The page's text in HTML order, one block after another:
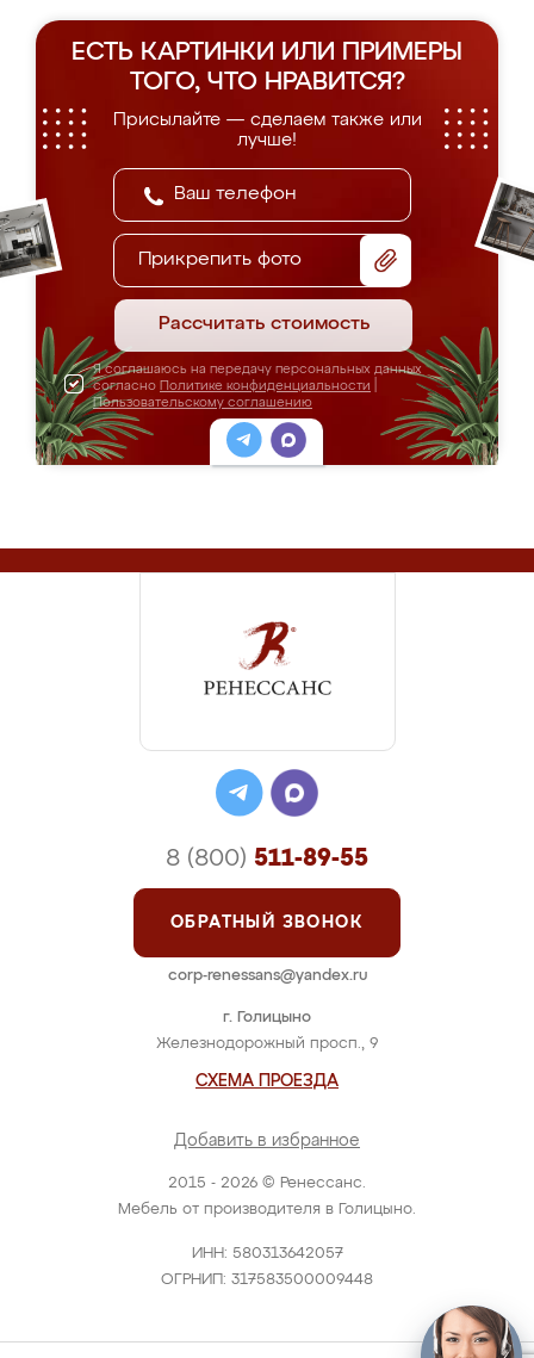
ЕСТЬ КАРТИНКИ ИЛИ ПРИМЕРЫ
ТОГО, ЧТО НРАВИТСЯ?
Присылайте — сделаем также или
лучше!
Прикрепить фото
Рассчитать стоимость
Я соглашаюсь на передачу персональных данных
согласно Политике конфиденциальности
Пользовательскому соглашению
2015 - 2026 © Ренессанс.
Мебель от производителя в Голицыно.
ИНН: 580313642057
ОГРНИП: 317583500009448
г. Голицыно
Железнодорожный просп., 9
СХЕМА ПРОЕЗДА
Добавить в избранное
8 (800) 511-89-55
ОБРАТНЫЙ ЗВОНОК
corp-renessans@yandex.ru